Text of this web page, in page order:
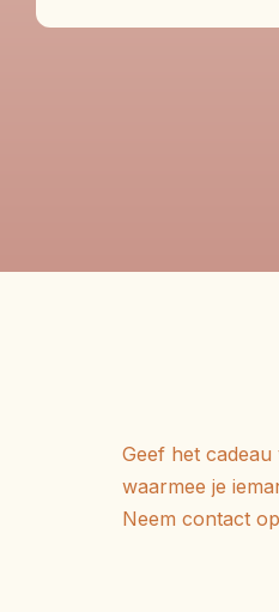
Geef het
waarmee je
Neem contact